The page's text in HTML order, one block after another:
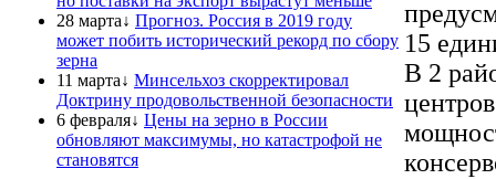
28 марта↓ Прогноз. Россия в 2019 году
может побить исторический рекорд по сбору
зерна
11 марта↓ Минсельхоз скорректировал
Доктрину продовольственной безопасности
6 февраля↓ Цены на зерно в России
обновляют максимумы, но катастрофой не
становятся
15
В 2